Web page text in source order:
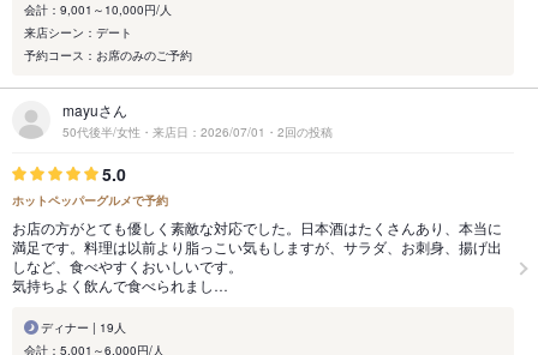
会計：9,001～10,000円/人
来店シーン：デート
予約コース：お席のみのご予約
mayuさん
50代後半/女性・来店日：2026/07/01・2回の投稿
5.0
ホットペッパーグルメで予約
お店の方がとても優しく素敵な対応でした。日本酒はたくさんあり、本当に
満足です。料理は以前より脂っこい気もしますが、サラダ、お刺身、揚げ出
しなど、食べやすくおいしいです。
気持ちよく飲んで食べられまし…
ディナー | 19人
会計：5,001～6,000円/人